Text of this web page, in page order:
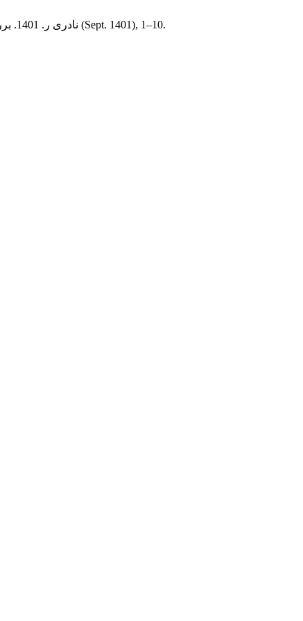
بیات م. and نادری ر. 1401. بررسی چالش‌های اجرای برنامه‌های درسی مبتنی بر تلفیق مفاهیم علمی و انسانی.